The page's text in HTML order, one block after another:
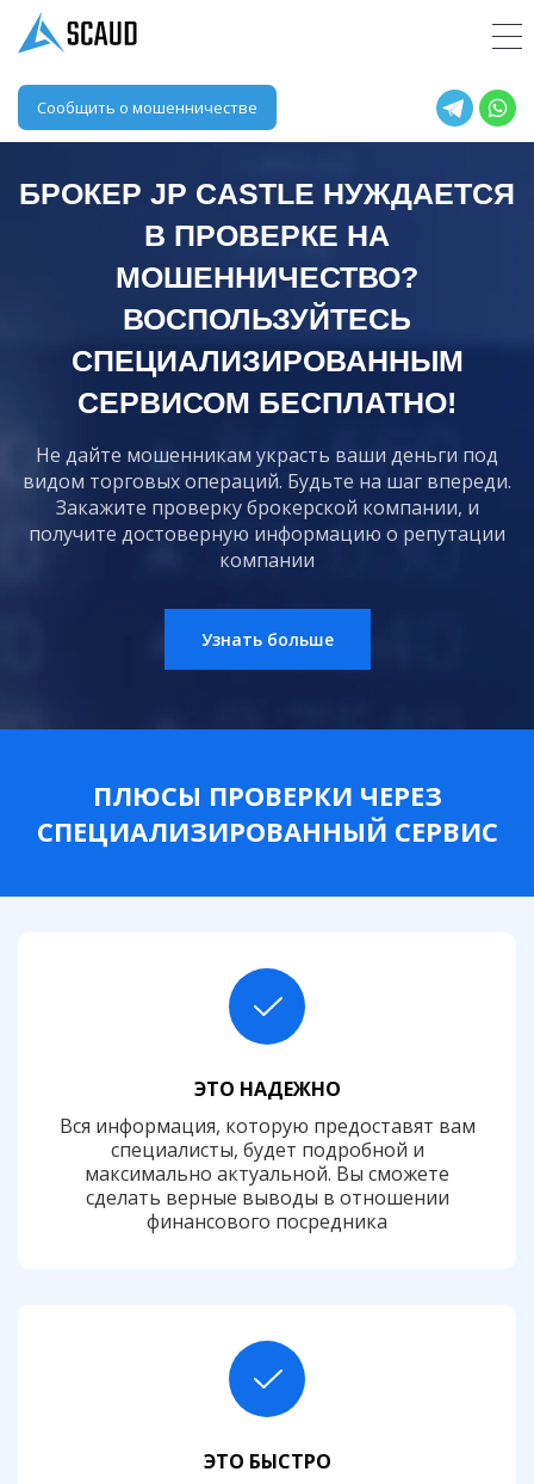
Сообщить о мошенничестве
БРОКЕР JP CASTLE НУЖДАЕТСЯ
В ПРОВЕРКЕ НА
МОШЕННИЧЕСТВО?
ВОСПОЛЬЗУЙТЕСЬ
СПЕЦИАЛИЗИРОВАННЫМ
СЕРВИСОМ БЕСПЛАТНО!
Не дайте мошенникам украсть ваши деньги под
видом торговых операций. Будьте на шаг впереди.
Закажите проверку брокерской компании, и
получите достоверную информацию о репутации
компании
Узнать больше
ПЛЮСЫ ПРОВЕРКИ ЧЕРЕЗ
СПЕЦИАЛИЗИРОВАННЫЙ СЕРВИС
ЭТО НАДЕЖНО
Вся информация, которую предоставят вам
специалисты, будет подробной и
максимально актуальной. Вы сможете
сделать верные выводы в отношении
финансового посредника
ЭТО БЫСТРО